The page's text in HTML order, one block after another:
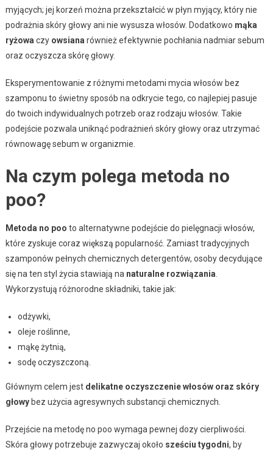
myjących; jej korzeń można przekształcić w płyn myjący, który nie
podrażnia skóry głowy ani nie wysusza włosów. Dodatkowo mąka
ryżowa czy owsiana również efektywnie pochłania nadmiar sebum
oraz oczyszcza skórę głowy.
Eksperymentowanie z różnymi metodami mycia włosów bez
szamponu to świetny sposób na odkrycie tego, co najlepiej pasuje
do twoich indywidualnych potrzeb oraz rodzaju włosów. Takie
podejście pozwala uniknąć podrażnień skóry głowy oraz utrzymać
równowagę sebum w organizmie.
Na czym polega metoda no
poo?
Metoda no poo to alternatywne podejście do pielęgnacji włosów,
które zyskuje coraz większą popularność. Zamiast tradycyjnych
szamponów pełnych chemicznych detergentów, osoby decydujące
się na ten styl życia stawiają na naturalne rozwiązania
Wykorzystują różnorodne składniki, takie jak:
odżywki,
oleje roślinne,
mąkę żytnią,
sodę oczyszczoną.
Głównym celem jest delikatne oczyszczenie włosów oraz skóry
głowybez użycia agresywnych substancji chemicznych.
Przejście na metodę no poo wymaga pewnej dozy cierpliwości.
Skóra głowy potrzebuje zazwyczaj około sześciu tygodni, by